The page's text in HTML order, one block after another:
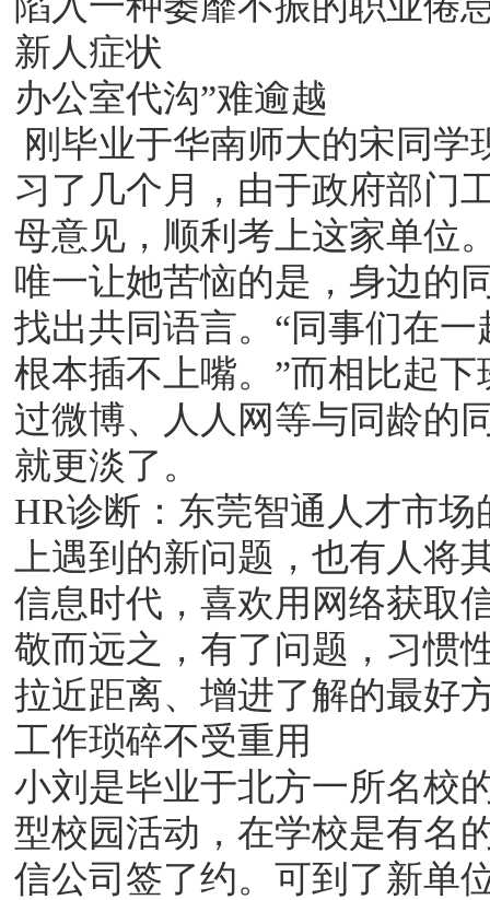
新人症状
办公室代沟”难逾越
刚毕业于华南师大的宋同
习了几个月，由于政府部门
母意见，顺利考上这家单位
唯一让她苦恼的是，身边的
找出共同语言。“同事们在
根本插不上嘴。”而相比起
过微博、人人网等与同龄的
就更淡了。
HR诊断：东莞智通人才市
上遇到的新问题，也有人将
信息时代，喜欢用网络获取
敬而远之，有了问题，习惯
拉近距离、增进了解的最好
工作琐碎不受重用
小刘是毕业于北方一所名校
型校园活动，在学校是有名
信公司签了约。可到了新单